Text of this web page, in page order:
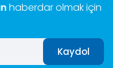
haberdar olmak için
Kaydol